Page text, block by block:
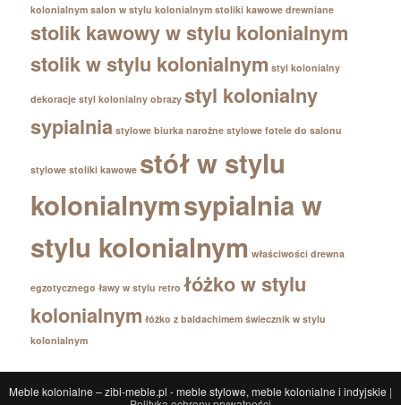
kolonialnym salon w stylu kolonialnym stoliki kawowe drewniane
stolik kawowy w stylu kolonialnym
stolik w stylu kolonialnym styl kolonialny
dekoracje styl kolonialny obrazy styl kolonialny
sypialnia stylowe biurka narożne stylowe fotele do salonu
stylowe stoliki kawowe stół w stylu
kolonialnymsypialnia w
stylu kolonialnym właściwości drewna
egzotycznego ławy w stylu retro łóżko w stylu
kolonialnym łóżko z baldachimem świecznik w stylu
kolonialnym
Meble kolonialne – zibi-meble.pl - meble stylowe, meble kolonialne i indyjskie |